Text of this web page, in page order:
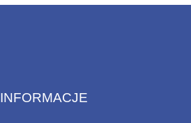
INFORMACJE